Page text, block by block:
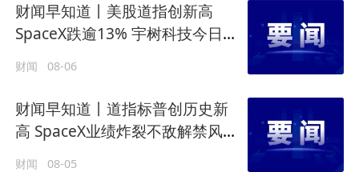
天气持续。 尽管今年极端气候异常显著，但不
代表每年都会完全重现， 但极端天气事件频发
的总体趋势已经形成。
韩国国家数据处：受低生育率、人口老龄化影
响，韩国20至29岁人口去年首次被70岁以上
高龄人口赶超。
20多岁人口在2020年达到70
(编辑：徐一嘉)
#财经早知道
财闻早知道丨美股道指创新高
SpaceX跌逾13% 宇树科技今日确
定发行价
财闻 08-06
财闻早知道丨道指标普创历史新
高 SpaceX业绩炸裂不敌解禁风暴
财闻 08-05